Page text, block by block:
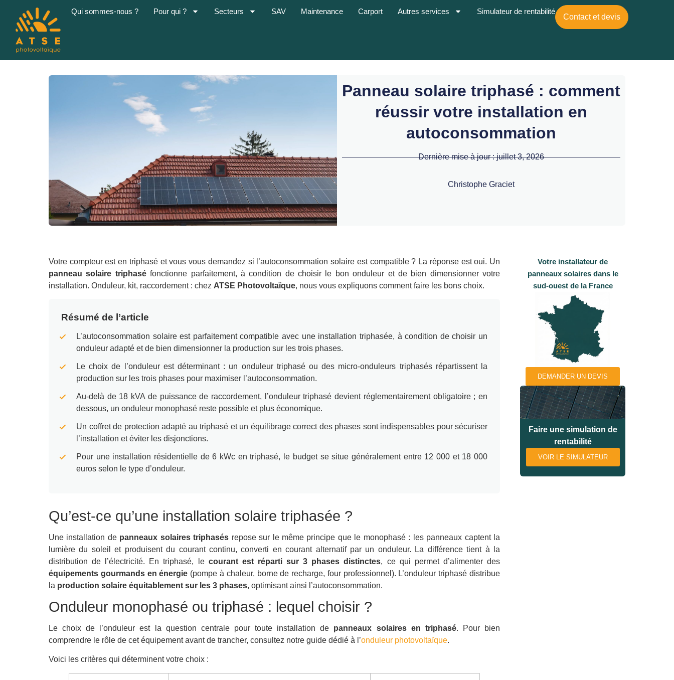
Qui sommes-nous ? Pour qui ? Secteurs SAV Maintenance Carport Autres services Simulateur de rentabilité
Contact et devis
Panneau solaire triphasé : comment
réussir votre installation en
autoconsommation
Dernière mise à jour : juillet 3, 2026
Christophe Graciet
Votre compteur est en triphasé et vous vous demandez si l’autoconsommation solaire est compatible ? La réponse est oui. Un
panneau solaire triphaséfonctionne parfaitement, à condition de choisir le bon onduleur et de bien dimensionner votre
installation. Onduleur, kit, raccordement : chez ATSE Photovoltaïque, nous vous expliquons comment faire les bons choix.
Résumé de l’article
L’autoconsommation solaire est parfaitement compatible avec une installation triphasée, à condition de choisir un
onduleur adapté et de bien dimensionner la production sur les trois phases.
Le choix de l’onduleur est déterminant : un onduleur triphasé ou des micro-onduleurs triphasés répartissent la
production sur les trois phases pour maximiser l’autoconsommation.
Au-delà de 18 kVA de puissance de raccordement, l’onduleur triphasé devient réglementairement obligatoire ; en
dessous, un onduleur monophasé reste possible et plus économique.
Un coffret de protection adapté au triphasé et un équilibrage correct des phases sont indispensables pour sécuriser
l’installation et éviter les disjonctions.
Pour une installation résidentielle de 6 kWc en triphasé, le budget se situe généralement entre 12 000 et 18 000
euros selon le type d’onduleur.
Qu’est-ce qu’une installation solaire triphasée ?
Une installation de panneaux solaires triphasés repose sur le même principe que le monophasé : les panneaux captent la
lumière du soleil et produisent du courant continu, converti en courant alternatif par un onduleur. La différence tient à la
distribution de l’électricité. En triphasé, le courant est réparti sur 3 phases distinctes, ce qui permet d’alimenter des
équipements gourmands en énergie (pompe à chaleur, borne de recharge, four professionnel). L’onduleur triphasé distribue
la production solaire équitablement sur les 3 phases, optimisant ainsi l’autoconsommation.
Onduleur monophasé ou triphasé : lequel choisir ?
Le choix de l’onduleur est la question centrale pour toute installation de panneaux solaires en triphasé. Pour bien
comprendre le rôle de cet équipement avant de trancher, consultez notre guide dédié à l’onduleur photovoltaïque.
Voici les critères qui déterminent votre choix :
Votre installateur de
panneaux solaires dans le
sud-ouest de la France
DEMANDER UN DEVIS
Faire une simulation de
rentabilité
VOIR LE SIMULATEUR